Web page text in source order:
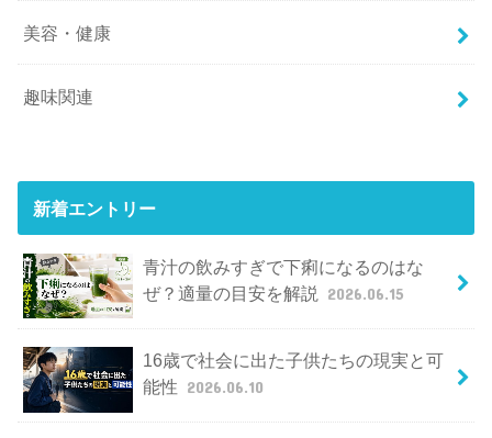
美容・健康
趣味関連
新着エントリー
青汁の飲みすぎで下痢になるのはな
ぜ？適量の目安を解説
2026.06.15
16歳で社会に出た子供たちの現実と可
能性 2026.06.10